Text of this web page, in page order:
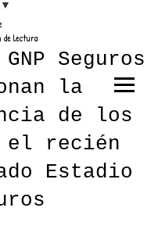
NOSOTROS
TOP
MARTINEZ
GNP Seguros
la
de los
el recién
Estadio
de lectura